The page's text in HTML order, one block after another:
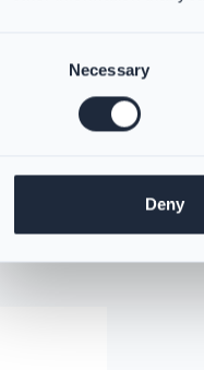
Necessary
Deny
mit hoch
und
Dieser